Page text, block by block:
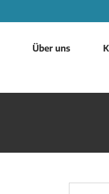
Über uns